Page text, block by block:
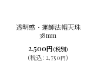
透明感・蓮師法帽天珠
38mm
2,500円 (税別)
(税込: 2,750円)